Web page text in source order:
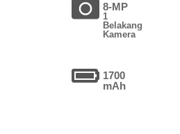
8-MP
1
Belakang
Kamera
1700
mAh